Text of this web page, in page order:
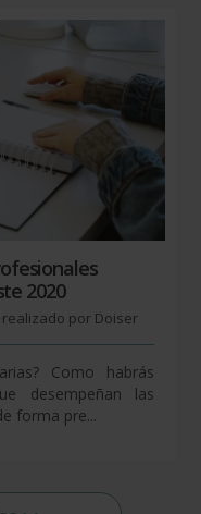
2020
realizado por Doiser
Como habrás
desempeñan las
forma pre...